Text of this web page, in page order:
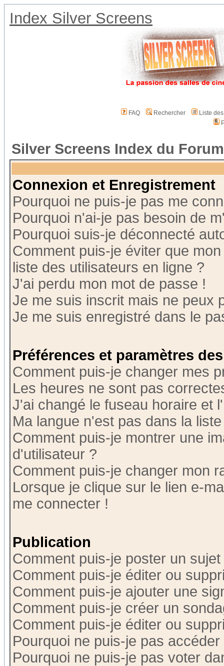
Index Silver Screens
FAQ Rechercher
Liste
Silver Screens Index du Forum
Connexion et Enregistrement
Pourquoi ne puis-je pas me
Pourquoi n'ai-je pas besoin de
Pourquoi suis-je déconnecté
Comment puis-je éviter que
liste des utilisateurs en ligne ?
J'ai perdu mon mot de passe !
Je me suis inscrit mais ne peux
Je me suis enregistré dans le
Préférences et paramètres
Comment puis-je changer mes
Les heures ne sont pas
J'ai changé le fuseau horaire et
Ma langue n'est pas dans la
Comment puis-je montrer une
d'utilisateur ?
Comment puis-je changer mon
Lorsque je clique sur le lien e-
me connecter !
Publication
Comment puis-je poster un
Comment puis-je éditer ou
Comment puis-je ajouter une
Comment puis-je créer un
Comment puis-je éditer ou
Pourquoi ne puis-je pas
Pourquoi ne puis-je pas voter